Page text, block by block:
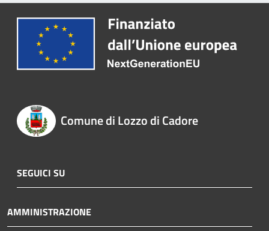
Comune di Lozzo di Cadore
SEGUICI SU
AMMINISTRAZIONE